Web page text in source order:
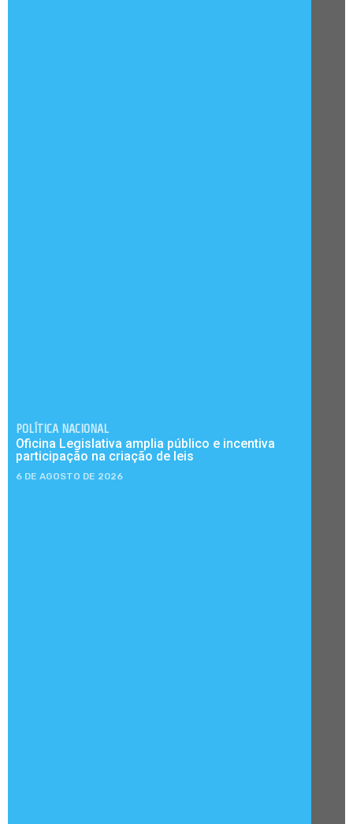
POLÍTICA NACIONAL
Oficina Legislativa amplia público e incentiva
participação na criação de leis
6 DE AGOSTO DE 2026